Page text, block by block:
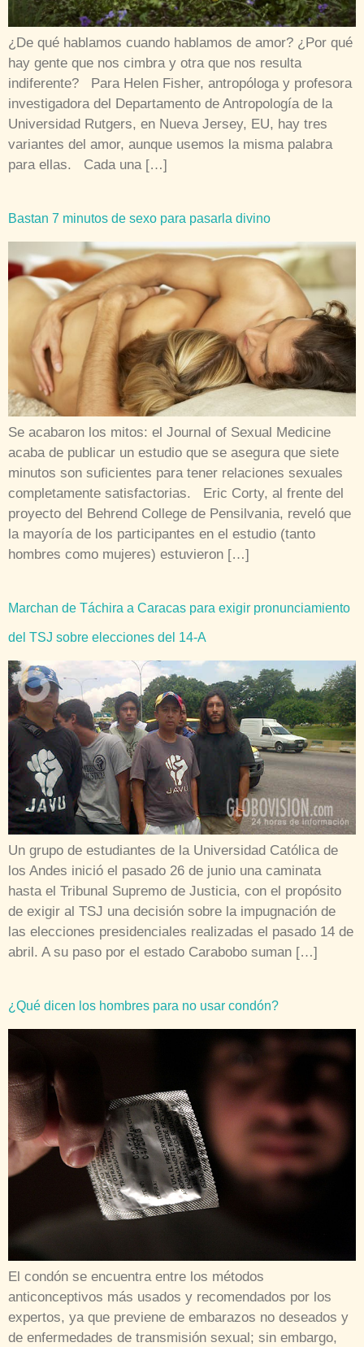
¿De qué hablamos cuando hablamos de amor? ¿Por qué
hay gente que nos cimbra y otra que nos resulta
indiferente? Para Helen Fisher, antropóloga y profesora
investigadora del Departamento de Antropología de la
Universidad Rutgers, en Nueva Jersey, EU, hay tres
variantes del amor, aunque usemos la misma palabra
para ellas. Cada una […]
Bastan 7 minutos de sexo para pasarla divino
Se acabaron los mitos: el Journal of Sexual Medicine
acaba de publicar un estudio que se asegura que siete
minutos son suficientes para tener relaciones sexuales
completamente satisfactorias. Eric Corty, al frente del
proyecto del Behrend College de Pensilvania, reveló que
la mayoría de los participantes en el estudio (tanto
hombres como mujeres) estuvieron […]
Marchan de Táchira a Caracas para exigir pronunciamiento
del TSJ sobre elecciones del 14-A
Un grupo de estudiantes de la Universidad Católica de
los Andes inició el pasado 26 de junio una caminata
hasta el Tribunal Supremo de Justicia, con el propósito
de exigir al TSJ una decisión sobre la impugnación de
las elecciones presidenciales realizadas el pasado 14 de
abril. A su paso por el estado Carabobo suman […]
¿Qué dicen los hombres para no usar condón?
El condón se encuentra entre los métodos
anticonceptivos más usados y recomendados por los
expertos, ya que previene de embarazos no deseados y
de enfermedades de transmisión sexual; sin embargo,